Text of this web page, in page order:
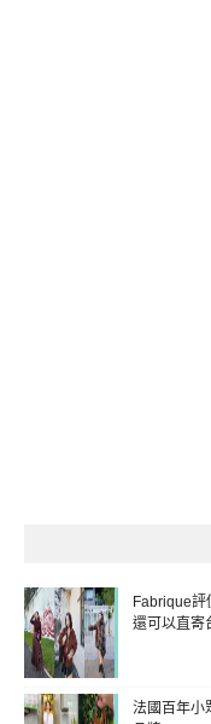
Fabrique評
還可以直寄
法國百年小